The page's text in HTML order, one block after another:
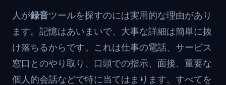
人が録音ツールを探すのには実用的な理由があり
ます。記憶はあいまいで、大事な詳細は簡単に抜
け落ちるからです。これは仕事の電話、サービス
窓口とのやり取り、口頭での指示、面接、重要な
個人的会話などで特に当てはまります。すべてを